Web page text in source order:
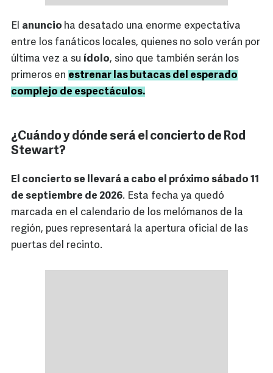
El anuncio ha desatado una enorme expectativa
entre los fanáticos locales, quienes no solo verán por
última vez a su ídolo, sino que también serán los
primeros en estrenar las butacas del esperado
complejo de espectáculos.
¿Cuándo y dónde será el concierto de Rod
Stewart?
El concierto se llevará a cabo el próximo sábado 11
de septiembre de 2026. Esta fecha ya quedó
marcada en el calendario de los melómanos de la
región, pues representará la apertura oficial de las
puertas del recinto.